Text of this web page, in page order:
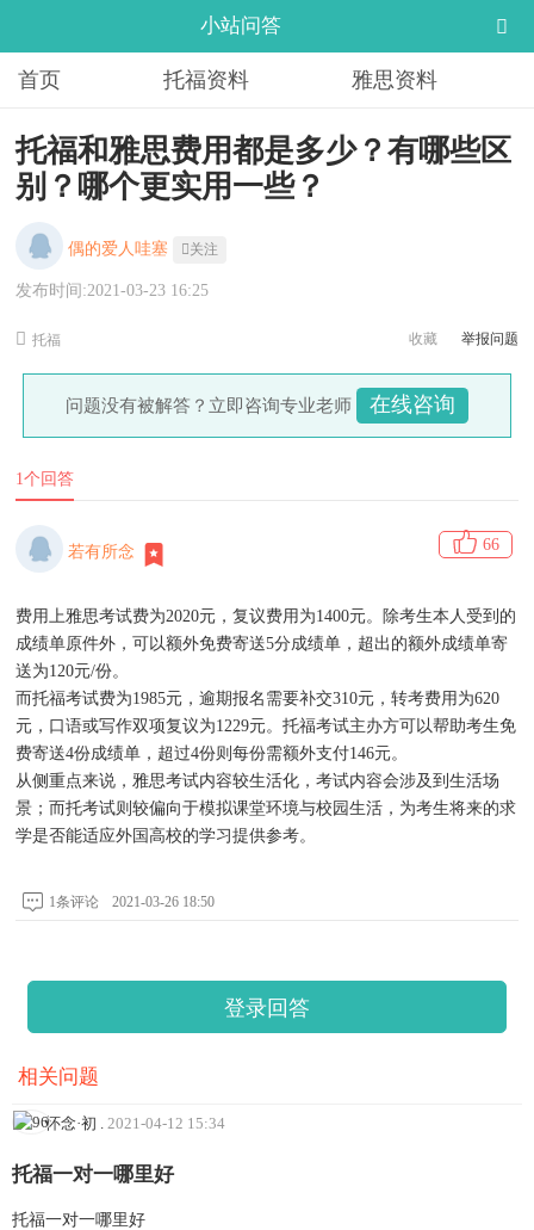
小站问答
首页 托福资料 雅思资料
托福和雅思费用都是多少？有哪些区
别？哪个更实用一些？
偶的爱人哇塞 关注
发布时间:2021-03-23 16:25
托福 举报问题
收藏
问题没有被解答？立即咨询专业老师 在线咨询
1个回答
若有所念 66
费用上雅思考试费为2020元，复议费用为1400元。除考生本人受到的
成绩单原件外，可以额外免费寄送5分成绩单，超出的额外成绩单寄
送为120元/份。
而托福考试费为1985元，逾期报名需要补交310元，转考费用为620
元，口语或写作双项复议为1229元。托福考试主办方可以帮助考生免
费寄送4份成绩单，超过4份则每份需额外支付146元。
从侧重点来说，雅思考试内容较生活化，考试内容会涉及到生活场
景；而托考试则较偏向于模拟课堂环境与校园生活，为考生将来的求
学是否能适应外国高校的学习提供参考。
1条评论 2021-03-26 18:50
登录回答
相关问题
怀念·初 2021-04-12 15:34
托福一对一哪里好
托福一对一哪里好